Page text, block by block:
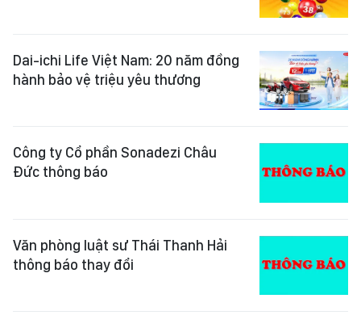
Dai-ichi Life Việt Nam: 20 năm đồng
hành bảo vệ triệu yêu thương
Công ty Cổ phần Sonadezi Châu
Đức thông báo
Văn phòng luật sư Thái Thanh Hải
thông báo thay đổi